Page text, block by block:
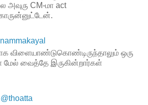
அவுரு CM-மா act
விளையாண்டுகொண்டிருந்தாலும் ஒரு
வைத்தே இருகின்றார்கள்
@thoatta